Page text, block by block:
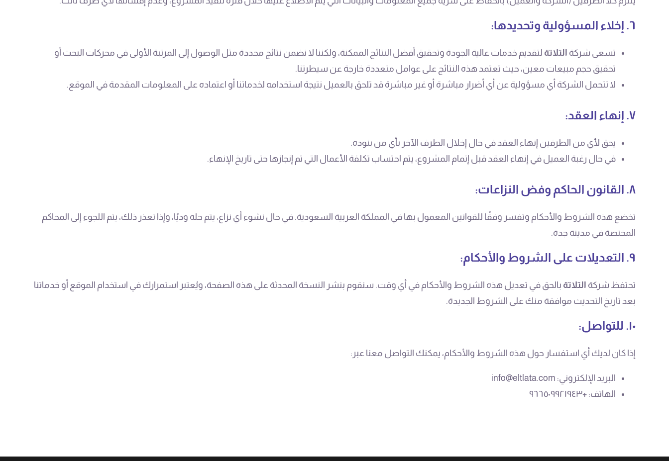
٦. إخلاء المسؤولية وتحديدها:
تسعى شركة التلاتة لتقديم خدمات عالية الجودة وتحقيق أفضل النتائج الممكنة، ولكننا لا نضمن نتائج محددة مثل الوصول إلى المرتبة الأولى في محركات البحث أو
تحقيق حجم مبيعات معين، حيث تعتمد هذه النتائج على عوامل متعددة خارجة عن سيطرتنا.
لا تتحمل الشركة أي مسؤولية عن أي أضرار مباشرة أو غير مباشرة قد تلحق بالعميل نتيجة استخدامه لخدماتنا أو اعتماده على المعلومات المقدمة في الموقع.
٧. إنهاء العقد:
يحق لأي من الطرفين إنهاء العقد في حال إخلال الطرف الآخر بأي من بنوده.
في حال رغبة العميل في إنهاء العقد قبل إتمام المشروع، يتم احتساب تكلفة الأعمال التي تم إنجازها حتى تاريخ الإنهاء.
٨. القانون الحاكم وفض النزاعات:
تخضع هذه الشروط والأحكام وتفسر وفقًا للقوانين المعمول بها في المملكة العربية السعودية. في حال نشوء أي نزاع، يتم حله وديًا، وإذا تعذر ذلك، يتم اللجوء إلى المحاكم
المختصة في مدينة جدة.
٩. التعديلات على الشروط والأحكام:
تحتفظ شركة التلاتة بالحق في تعديل هذه الشروط والأحكام في أي وقت. سنقوم بنشر النسخة المحدثة على هذه الصفحة، ويُعتبر استمرارك في استخدام الموقع أو خدماتنا
بعد تاريخ التحديث موافقة منك على الشروط الجديدة.
١٠. للتواصل:
إذا كان لديك أي استفسار حول هذه الشروط والأحكام، يمكنك التواصل معنا عبر:
البريد الإلكتروني: info@eltlata.com
الهاتف: +٩٦٦٥٠٩٩٢١٩٤٣